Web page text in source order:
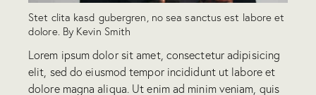
Stet clita kasd gubergren, no sea sanctus est labore et
dolore. By Kevin Smith
Lorem ipsum dolor sit amet, consectetur adipisicing
elit, sed do eiusmod tempor incididunt ut labore et
dolore magna aliqua. Ut enim ad minim veniam, quis